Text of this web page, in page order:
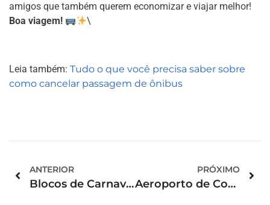
amigos que também querem economizar e viajar melhor!
Boa viagem!
\
Leia também: Tudo o que você precisa saber sobre
como cancelar passagem de ônibus
ANTERIOR
Blocos de Carnaval no Rio de Janeiro em 2025: Guia para a Folia
PRÓXIMO
Aeroporto de Congonhas: Guia Completo